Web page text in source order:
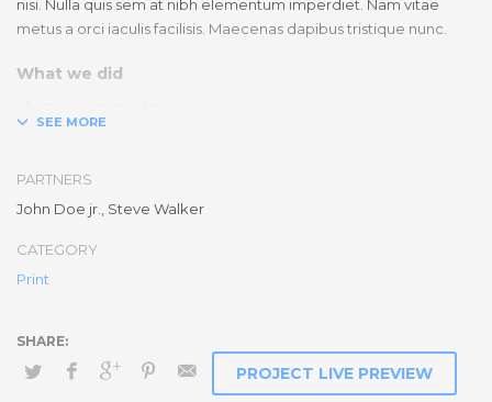
nisi. Nulla quis sem at nibh elementum imperdiet. Nam vitae
metus a orci iaculis facilisis. Maecenas dapibus tristique nunc.
What we did
SEO
Content Management
Social Media Marketing
inceptos himenaeos
diam.Ut fringilla
luctus et ultrices posuere cubilia Curae; Morbi lacinia molestie
dui. Praesent blandit dolor. Sed non quam. In vel mi sit amet
PARTNERS
John Doe jr., Steve Walker
CATEGORY
Print
PROJECT LIVE PREVIEW